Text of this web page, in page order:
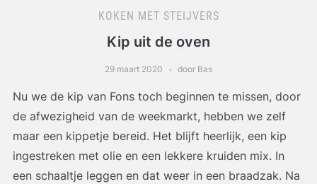
KOKEN MET STEIJVERS
Kip uit de oven
29 maart 2020 door Bas
Nu we de kip van Fons toch beginnen te missen, door
de afwezigheid van de weekmarkt, hebben we zelf
maar een kippetje bereid. Het blijft heerlijk, een kip
ingestreken met olie en een lekkere kruiden mix. In
een schaaltje leggen en dat weer in een braadzak. Na